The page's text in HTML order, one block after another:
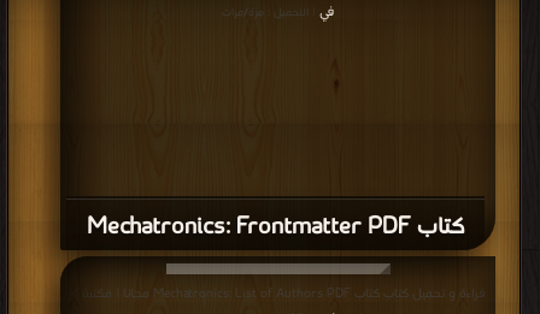
كتاب Mechatronics: Frontmatter PDF
في
| التحميل : مرة/مرات
قراءة و تحميل كتاب كتاب Mechatronics: List of Authors PDF مجانا | مكتبة >